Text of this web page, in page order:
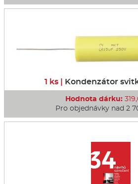
1 ks | Kondenzátor
Hodnota dárku:
Pro objednávky nad 2